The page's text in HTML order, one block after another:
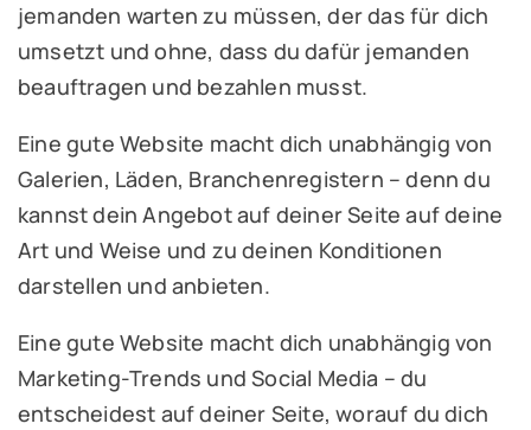
jemanden warten zu müssen, der das für dich
umsetzt und ohne, dass du dafür jemanden
beauftragen und bezahlen musst.
Eine gute Website macht dich unabhängig von
Galerien, Läden, Branchenregistern – denn du
kannst dein Angebot auf deiner Seite auf deine
Art und Weise und zu deinen Konditionen
darstellen und anbieten.
Eine gute Website macht dich unabhängig von
Marketing-Trends und Social Media – du
entscheidest auf deiner Seite, worauf du dich